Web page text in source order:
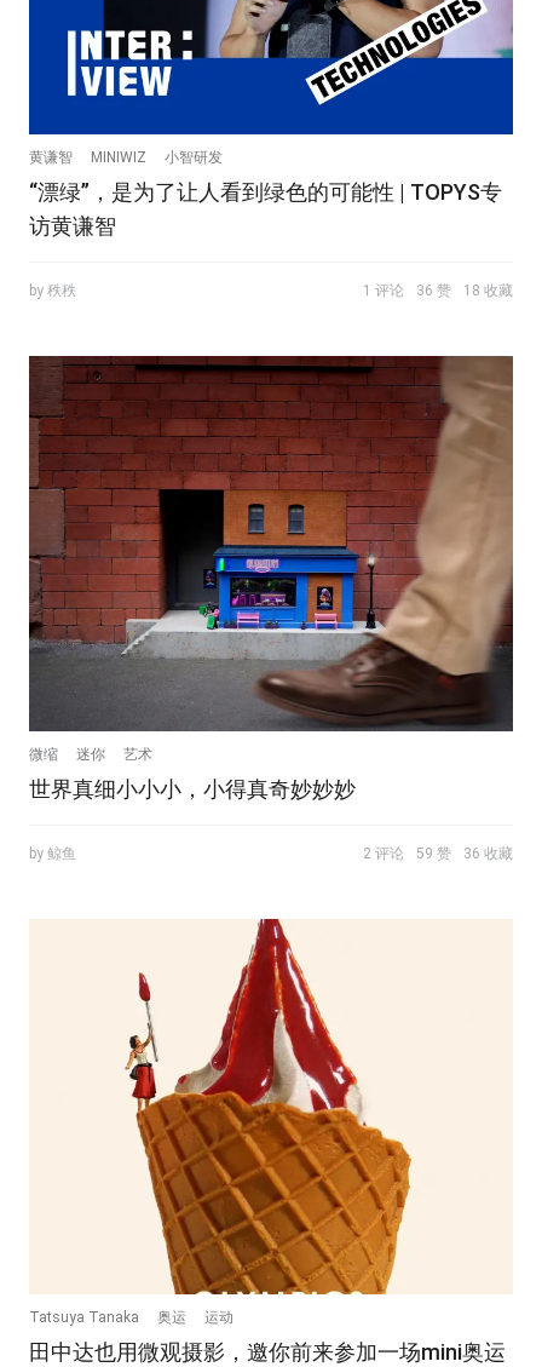
黄谦智 MINIWIZ 小智研发
“漂绿”，是为了让人看到绿色的可能性 | TOPYS专
访黄谦智
by 秩秩 1 评论 36 赞 18 收藏
微缩 迷你 艺术
世界真细小小小，小得真奇妙妙妙
by 鲸鱼 2 评论 59 赞 36 收藏
Tatsuya Tanaka 奥运 运动
田中达也用微观摄影，邀你前来参加一场mini奥运